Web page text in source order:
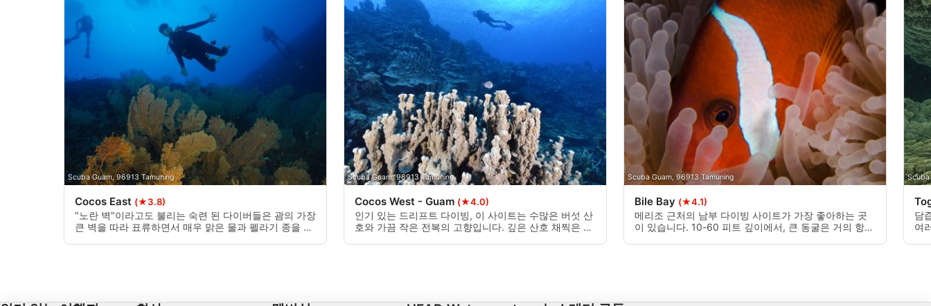
Scuba Guam, 96913 Tamuning
Cocos East (★3.8)
"노란 벽"이라고도 불리는 숙련 된 다이버들은 괌의 가장
큰 벽을 따라 표류하면서 매우 맑은 물과 펠라기 종을 발
Scuba Guam, 96913 Tamuning
Cocos West - Guam (★4.0)
인기 있는 드리프트 다이빙, 이 사이트는 수많은 버섯 산
호와 가끔 작은 전복의 고향입니다. 깊은 산호 채찍은 약
Scuba Guam, 96913 Tamuning
Bile Bay (★4.1)
메리조 근처의 남부 다이빙 사이트가 가장 좋아하는 곳
이 있습니다. 10-60 피트 깊이에서, 큰 동굴은 거의 항상
Scuba
담
여